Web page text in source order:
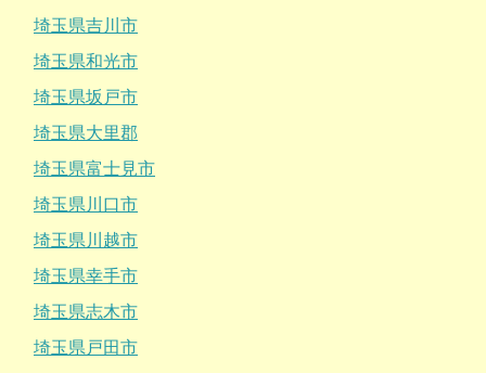
埼玉県吉川市
埼玉県和光市
埼玉県坂戸市
埼玉県大里郡
埼玉県富士見市
埼玉県川口市
埼玉県川越市
埼玉県幸手市
埼玉県志木市
埼玉県戸田市